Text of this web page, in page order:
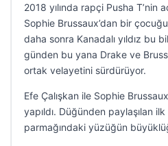
2018 yılında rapçi Pusha T’nin
Sophie Brussaux’dan bir
daha sonra Kanadalı yıldız bu
günden bu yana Drake ve
ortak velayetini sürdürüyor.
Efe Çalışkan ile Sophie
yapıldı. Düğünden paylaşılan
parmağındaki yüzüğün